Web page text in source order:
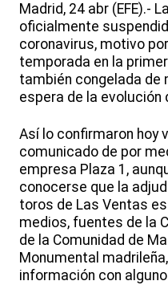
Madrid, 24 abr (EFE).-
oficialmente
coronavirus, motivo
temporada en la
también congelada de
espera de la evolución
Así lo confirmaron hoy
comunicado de por
empresa Plaza 1,
conocerse que la
toros de Las Ventas
medios, fuentes de la
de la Comunidad de
Monumental
información con